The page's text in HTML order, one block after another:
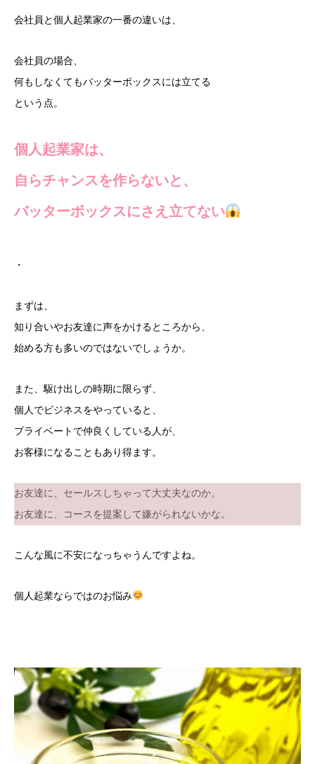
会社員と個人起業家の一番の違いは、
会社員の場合、
何もしなくてもバッターボックスには立てる
という点。
個人起業家は、
自らチャンスを作らないと、
バッターボックスにさえ立てない
・
まずは、
知り合いやお友達に声をかけるところから、
始める方も多いのではないでしょうか。
また、駆け出しの時期に限らず、
個人でビジネスをやっていると、
プライベートで仲良くしている人が、
お客様になることもあり得ます。
お友達に、セールスしちゃって大丈夫なのか。
お友達に、コースを提案して嫌がられないかな。
こんな風に不安になっちゃうんですよね。
個人起業ならではのお悩み